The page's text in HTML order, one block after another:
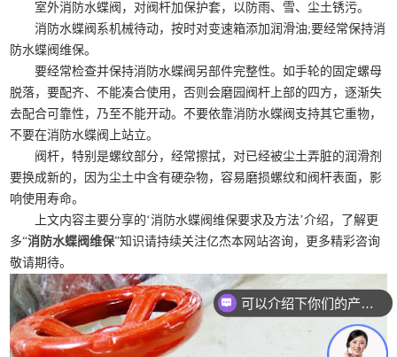
室外消防水蝶阀，对阀杆加保护套，以防雨、雪、尘土锈污。
消防水蝶阀系机械待动，按时对变速箱添加润滑油;要经常保持消
防水蝶阀维保。
要经常检查并保持消防水蝶阀另部件完整性。如手轮的固定螺母
脱落，要配齐、不能凑合使用，否则会磨园阀杆上部的四方，逐渐失
去配合可靠性，乃至不能开动。不要依靠消防水蝶阀支持其它重物，
不要在消防水蝶阀上站立。
阀杆，特别是螺纹部分，经常擦拭，对已经被尘土弄脏的润滑剂
要换成新的，因为尘土中含有硬杂物，容易磨损螺纹和阀杆表面，影
响使用寿命。
上文内容主要分享的‘消防水蝶阀维保要求及方法’介绍，了解更
多“消防水蝶阀维保”知识请持续关注亿杰本网站咨询，更多精彩咨询
敬请期待。